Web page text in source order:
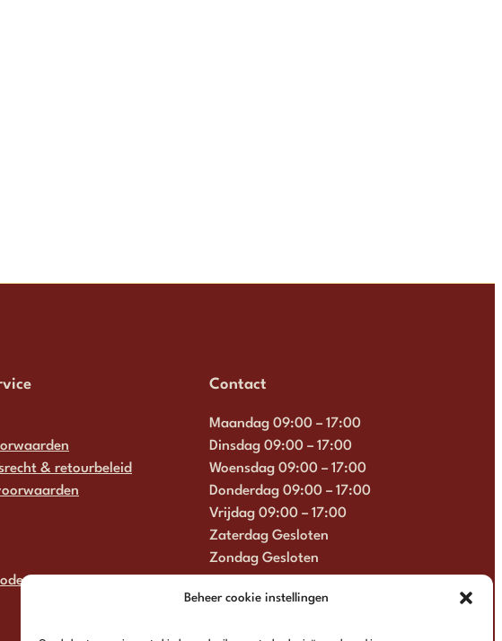
Beheer cookie instellingen
& retourbeleid
Contact
Maandag 09:00 – 17:00
Dinsdag 09:00 – 17:00
Woensdag 09:00 – 17:00
Donderdag 09:00 – 17:00
Vrijdag 09:00 – 17:00
Zaterdag Gesloten
Zondag Gesloten
+31 6 13 57 92 22